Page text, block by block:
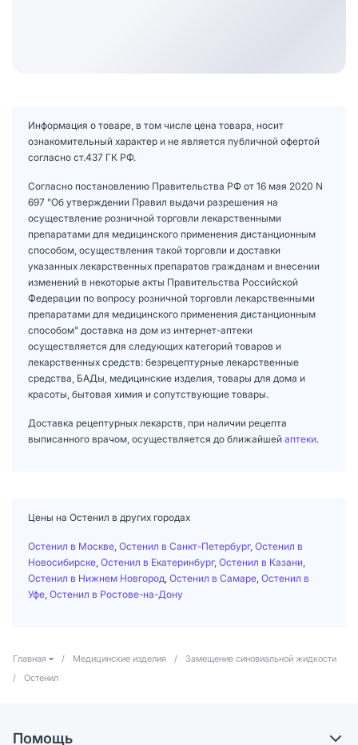
Информация о товаре, в том числе цена товара, носит
ознакомительный характер и не является публичной офертой
согласно ст.437 ГК РФ.
Согласно постановлению Правительства РФ от 16 мая 2020 N
697 "Об утверждении Правил выдачи разрешения на
осуществление розничной торговли лекарственными
препаратами для медицинского применения дистанционным
способом, осуществления такой торговли и доставки
указанных лекарственных препаратов гражданам и внесении
изменений в некоторые акты Правительства Российской
Федерации по вопросу розничной торговли лекарственными
препаратами для медицинского применения дистанционным
способом" доставка на дом из интернет-аптеки
осуществляется для следующих категорий товаров и
лекарственных средств: безрецептурные лекарственные
средства, БАДы, медицинские изделия, товары для дома и
красоты, бытовая химия и сопутствующие товары.
Доставка рецептурных лекарств, при наличии рецепта
выписанного врачом, осуществляется до ближайшей аптеки.
Цены на Остенил в других городах
Остенил в Москве Остенил в Санкт-Петербург, Остенил в
Новосибирске Остенил в Екатеринбург, Остенил в Казани
Остенил в Нижнем Новгород Остенил в Самаре Остенил в
Уфе Остенил в Ростове-на-Дону
Главная / Медицинские изделия /
Замещение синовиальной жидкости
/
Остенил
Помощь